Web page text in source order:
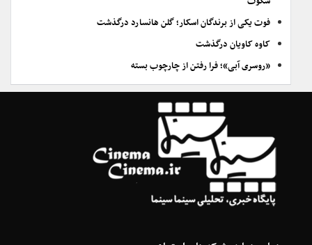
فوت یکی از برندگان اسکار؛ گلن هانسارد درگذشت
کاوه کاویان درگذشت
«روسری آبی»؛ فرا رفتن از چارچوب بسته